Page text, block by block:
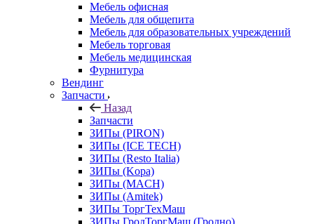
Мебель офисная
Мебель для общепита
Мебель для образовательных учреждений
Мебель торговая
Мебель медицинская
Фурнитура
Вендинг
Запчасти
Назад
Запчасти
ЗИПы (PIRON)
ЗИПы (ICE TECH)
ЗИПы (Resto Italia)
ЗИПы (Kopa)
ЗИПы (MACH)
ЗИПы (Amitek)
ЗИПы ТоргТехМаш
ЗИПы ГродТоргМаш (Гродно)